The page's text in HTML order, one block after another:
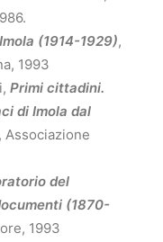
(1914-1929),
1993
Primi cittadini.
di Imola dal
Associazione
del
(1870-
1993